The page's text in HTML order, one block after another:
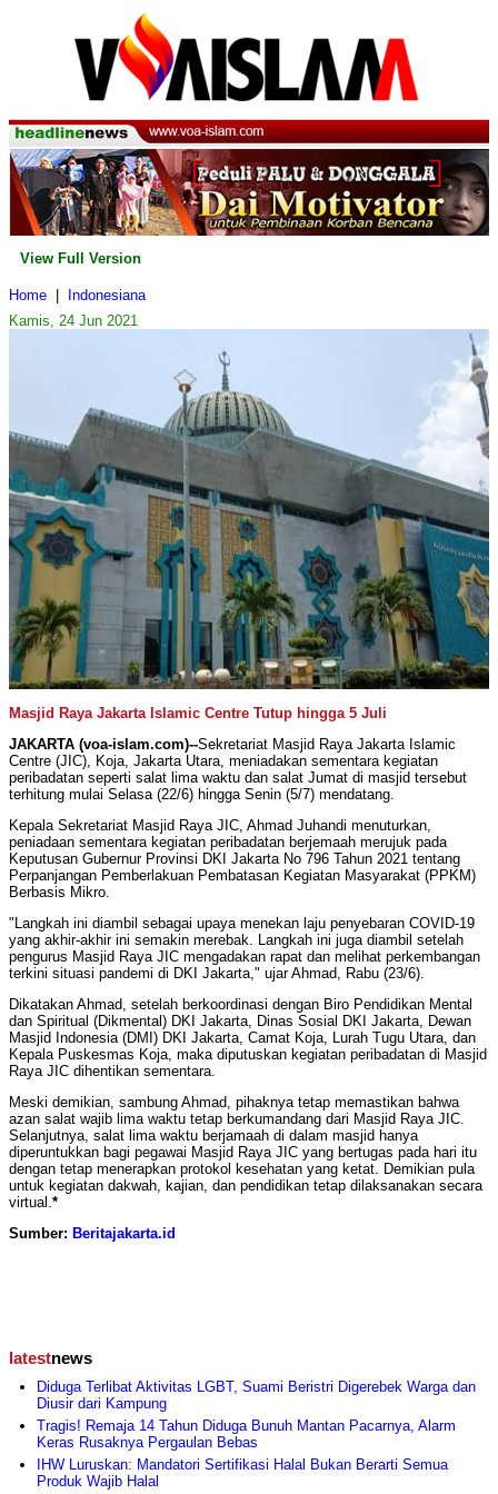
View Full Version
Home
Indonesiana
Kamis, 24 Jun 2021
Masjid Raya Jakarta Islamic Centre Tutup hingga 5 Juli
JAKARTA (voa-islam.com)--Sekretariat Masjid Raya Jakarta Islamic
Centre (JIC), Koja, Jakarta Utara, meniadakan sementara kegiatan
peribadatan seperti salat lima waktu dan salat Jumat di masjid tersebut
terhitung mulai Selasa (22/6) hingga Senin (5/7) mendatang.
Kepala Sekretariat Masjid Raya JIC, Ahmad Juhandi menuturkan,
peniadaan sementara kegiatan peribadatan berjemaah merujuk pada
Keputusan Gubernur Provinsi DKI Jakarta No 796 Tahun 2021 tentang
Perpanjangan Pemberlakuan Pembatasan Kegiatan Masyarakat (PPKM)
Berbasis Mikro.
"Langkah ini diambil sebagai upaya menekan laju penyebaran COVID-19
yang akhir-akhir ini semakin merebak. Langkah ini juga diambil setelah
pengurus Masjid Raya JIC mengadakan rapat dan melihat perkembangan
terkini situasi pandemi di DKI Jakarta," ujar Ahmad, Rabu (23/6).
Dikatakan Ahmad, setelah berkoordinasi dengan Biro Pendidikan Mental
dan Spiritual (Dikmental) DKI Jakarta, Dinas Sosial DKI Jakarta, Dewan
Masjid Indonesia (DMI) DKI Jakarta, Camat Koja, Lurah Tugu Utara, dan
Kepala Puskesmas Koja, maka diputuskan kegiatan peribadatan di Masjid
Raya JIC dihentikan sementara.
Meski demikian, sambung Ahmad, pihaknya tetap memastikan bahwa
azan salat wajib lima waktu tetap berkumandang dari Masjid Raya JIC.
Selanjutnya, salat lima waktu berjamaah di dalam masjid hanya
diperuntukkan bagi pegawai Masjid Raya JIC yang bertugas pada hari itu
dengan tetap menerapkan protokol kesehatan yang ketat. Demikian pula
untuk kegiatan dakwah, kajian, dan pendidikan tetap dilaksanakan secara
virtual.*
Sumber: Beritajakarta.id
latestnews
Diduga Terlibat Aktivitas LGBT, Suami Beristri Digerebek Warga dan
Diusir dari Kampung
Tragis! Remaja 14 Tahun Diduga Bunuh Mantan Pacarnya, Alarm
Keras Rusaknya Pergaulan Bebas
IHW Luruskan: Mandatori Sertifikasi Halal Bukan Berarti Semua
Produk Wajib Halal